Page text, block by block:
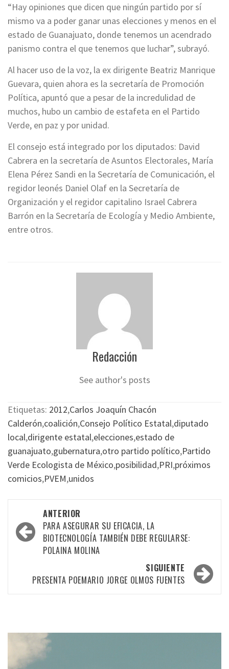
“Hay opiniones que dicen que ningún partido por sí
mismo va a poder ganar unas elecciones y menos en el
estado de Guanajuato, donde tenemos un acendrado
panismo contra el que tenemos que luchar”, subrayó.
Al hacer uso de la voz, la ex dirigente Beatriz Manrique
Guevara, quien ahora es la secretaría de Promoción
Política, apuntó que a pesar de la incredulidad de
muchos, hubo un cambio de estafeta en el Partido
Verde, en paz y por unidad.
El consejo está integrado por los diputados: David
Cabrera en la secretaría de Asuntos Electorales, María
Elena Pérez Sandi en la Secretaría de Comunicación, el
regidor leonés Daniel Olaf en la Secretaría de
Organización y el regidor capitalino Israel Cabrera
Barrón en la Secretaría de Ecología y Medio Ambiente,
entre otros.
Redacción
See author's posts
Etiquetas: 2012,Carlos Joaquín Chacón
Calderón,coalición,Consejo Político Estatal,diputado
local,dirigente estatal,elecciones,estado de
guanajuato,gubernatura,otro partido político,Partido
Verde Ecologista de México,posibilidad,PRI,próximos
comicios,PVEM,unidos
Navegación
por
las
ANTERIOR
PARA ASEGURAR SU EFICACIA, LA
BIOTECNOLOGÍA TAMBIÉN DEBE REGULARSE:
POLAINA MOLINA
SIGUIENTE
PRESENTA POEMARIO JORGE OLMOS FUENTES